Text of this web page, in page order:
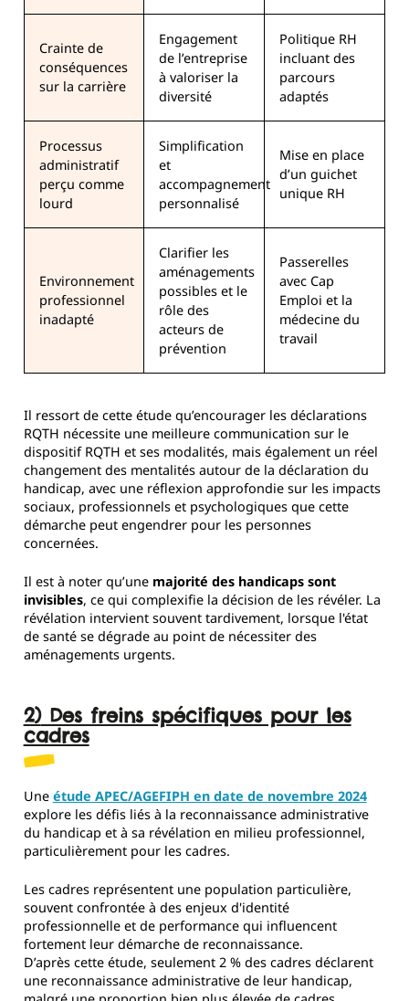
Crainte de
conséquences
sur la carrière
Engagement
de l’entreprise
à valoriser la
diversité
Politique RH
incluant des
parcours
adaptés
Processus
administratif
perçu comme
lourd
Simplification
et
accompagnement
personnalisé
Mise en place
d’un guichet
unique RH
Environnement
professionnel
inadapté
Clarifier les
aménagements
possibles et le
rôle des
acteurs de
prévention
Passerelles
avec Cap
Emploi et la
médecine du
travail
Il ressort de cette étude qu’encourager les déclarations
RQTH nécessite une meilleure communication sur le
dispositif RQTH et ses modalités, mais également un réel
changement des mentalités autour de la déclaration du
handicap, avec une réflexion approfondie sur les impacts
sociaux, professionnels et psychologiques que cette
démarche peut engendrer pour les personnes
concernées.
Il est à noter qu’une majorité des handicaps sont
invisibles, ce qui complexifie la décision de les révéler. La
révélation intervient souvent tardivement, lorsque l'état
de santé se dégrade au point de nécessiter des
aménagements urgents.
2) Des freins spécifiques pour les
cadres
Une étude APEC/AGEFIPH en date de novembre 2024
explore les défis liés à la reconnaissance administrative
du handicap et à sa révélation en milieu professionnel,
particulièrement pour les cadres.
Les cadres représentent une population particulière,
souvent confrontée à des enjeux d'identité
professionnelle et de performance qui influencent
fortement leur démarche de reconnaissance.
D’après cette étude, seulement 2 % des cadres déclarent
une reconnaissance administrative de leur handicap,